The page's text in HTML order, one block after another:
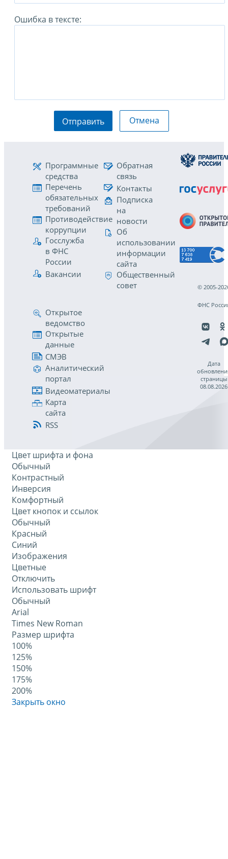
Ошибка в тексте:
Отправить Отмена
Программные
средства
Перечень
обязательных
требований
Противодействие
коррупции
Госслужба
в ФНС
России
Вакансии
Обратная
связь
Контакты
Подписка
на
новости
Об
использовании
информации
сайта
Общественный
совет
Открытое
ведомство
Открытые
данные
СМЭВ
Аналитический
портал
Видеоматериалы
Карта
сайта
RSS
© 2005-
ФНС
Дата
страницы
08.08.2026
Цвет шрифта и фона
Обычный
Контрастный
Инверсия
Комфортный
Цвет кнопок и ссылок
Обычный
Красный
Синий
Изображения
Цветные
Отключить
Использовать шрифт
Обычный
Arial
Times New Roman
Размер шрифта
100%
125%
150%
175%
200%
Закрыть окно